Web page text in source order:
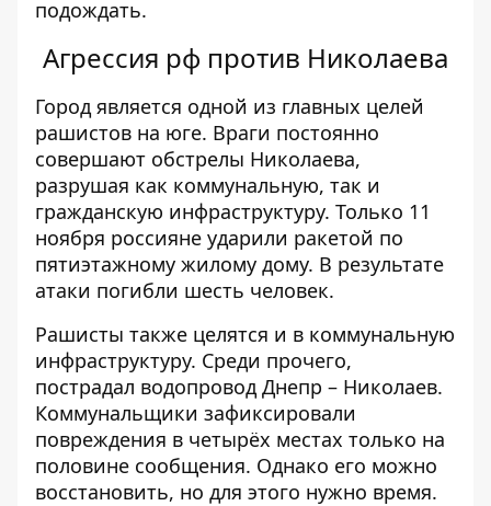
подождать.
Агрессия рф против Николаева
Город является одной из главных целей
рашистов на юге. Враги постоянно
совершают обстрелы Николаева,
разрушая как коммунальную, так и
гражданскую инфраструктуру. Только 11
ноября россияне ударили ракетой по
пятиэтажному жилому дому. В результате
атаки погибли шесть человек.
Рашисты также целятся и в коммунальную
инфраструктуру. Среди прочего,
пострадал водопровод Днепр – Николаев.
Коммунальщики зафиксировали
повреждения в четырёх местах только на
половине сообщения. Однако его можно
восстановить, но для этого нужно время.